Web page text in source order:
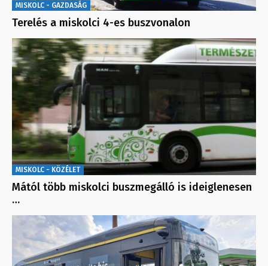
MISKOLC - GAZDASÁG
Terelés a miskolci 4-es buszvonalon
MISKOLC - KÖZÉLET
Mától több miskolci buszmegálló is ideiglenesen
…